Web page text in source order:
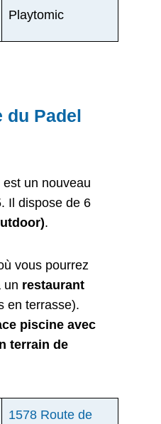
Playtomic
du Padel
est un nouveau
Il dispose de 6
.
vous pourrez
un restaurant
en terrasse).
piscine avec
terrain de
1578 Route de